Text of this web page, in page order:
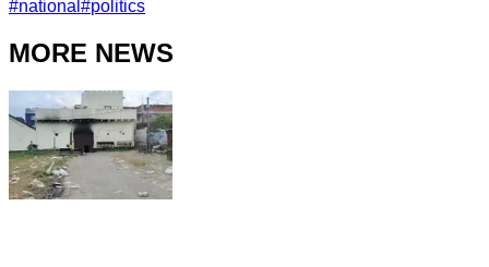
#national #politics
MORE NEWS